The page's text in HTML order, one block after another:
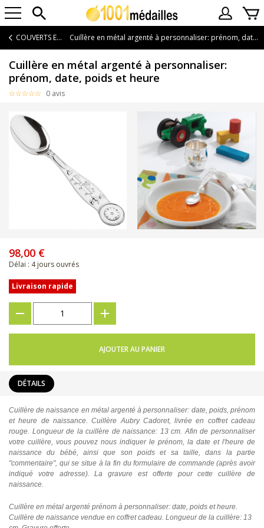
COUVERTS ENFANT Cuillère en métal argenté à personnaliser: prénom, date, poids et heure
Cuillère en métal argenté à personnaliser:
prénom, date, poids et heure
0 avis
98,00 €
Délai : 4 jours ouvrés
Livraison rapide
AJOUTER AU PANIER
DÉTAILS
Cuillère de naissance en métal argenté à personnaliser: date, poids, prénom
et heure de naissance. Cuillère Aubry Cadoret, livrée en coffret cadeau
rouge. Longueur de la cuillère de naissance: 13 cm. Afin de personnaliser
votre cuillère, vous pouvez nous indiquer le prénom, la date et l'heure de
naissance du bébé, ainsi que son poids et sa taille, dans la partie
"commentaire", qui se situe à la fin du formulaire de commande (après avoir
indiqué votre adresse). La gravure est offerte pour cette cuillère de
naissance.
Cuillère en métal argenté prénom à personnaliser: date, poids et heure.
Cuillère de naissance vendue en coffret cadeau. Longueur de la cuillère: 13